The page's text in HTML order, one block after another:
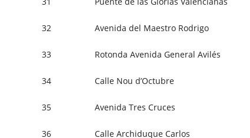
32 Avenida del Maestro Rodrigo
33 Rotonda Avenida General Avilés
34 Calle Nou d’Octubre
35 Avenida Tres Cruces
36 Calle Archiduque Carlos